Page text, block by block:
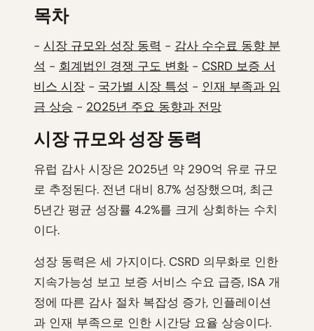
목차
- 시장 규모와 성장 동력 - 감사 수수료 동향 분
석 - 회계법인 경쟁 구도 변화 - CSRD 보증 서
비스 시장 - 국가별 시장 특성 - 인재 부족과 임
금 상승 - 2025년 주요 동향과 전망
시장 규모와 성장 동력
유럽 감사 시장은 2025년 약 290억 유로 규모
로 추정된다. 전년 대비 8.7% 성장했으며, 최근
5년간 평균 성장률 4.2%를 크게 상회하는 수치
이다.
성장 동력은 세 가지이다. CSRD 의무화로 인한
지속가능성 보고 보증 서비스 수요 급증, ISA 개
정에 따른 감사 절차 복잡성 증가, 인플레이션
과 인재 부족으로 인한 시간당 요율 상승이다.